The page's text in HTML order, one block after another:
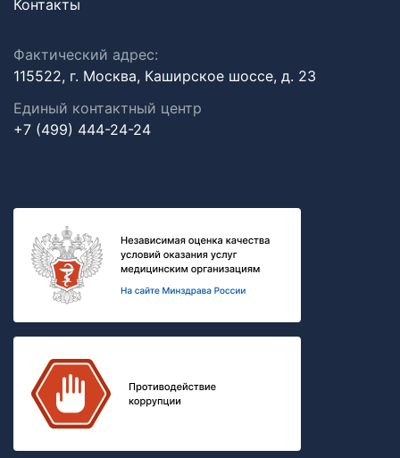
Контакты
Фактический адрес:
115522, г. Москва, Каширское шоссе, д. 23
Единый контактный центр
+7 (499) 444-24-24